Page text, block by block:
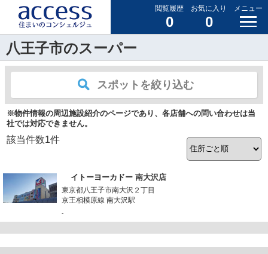
閲覧履歴
0
お気に入り
0
メニュー
八王子市のスーパー
スポットを絞り込む
※物件情報の周辺施設紹介のページであり、各店舗への問い合わせは当
社では対応できません。
該当件数1件
イトーヨーカドー 南大沢店
東京都八王子市南大沢２丁目
京王相模原線 南大沢駅
-